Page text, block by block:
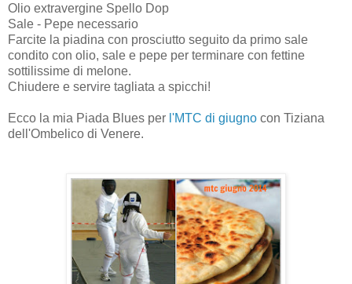
Olio extravergine Spello Dop
Sale - Pepe necessario
Farcite la piadina con prosciutto seguito da primo sale
condito con olio, sale e pepe per terminare con fettine
sottilissime di melone.
Chiudere e servire tagliata a spicchi!
Ecco la mia Piada Blues per l'MTC di giugno con Tiziana
dell'Ombelico di Venere.